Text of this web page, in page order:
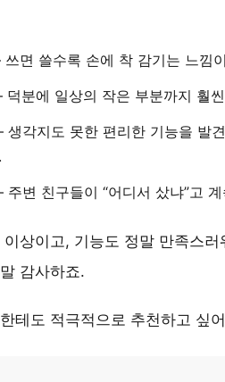
쓰면 쓸수록 손에 착 감기는 느낌
덕분에 일상의 작은 부분까지 훨
생각지도 못한 편리한 기능을 발
주변 친구들이 “어디서 샀냐”고
이상이고, 기능도 정말 만족스러
감사하죠.
테도 적극적으로 추천하고 싶